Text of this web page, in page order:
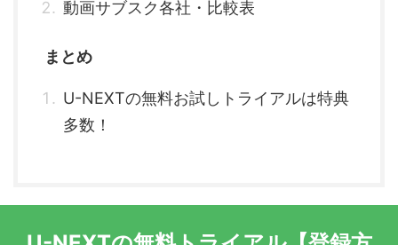
動画サブスク各社・比較表
まとめ
U-NEXTの無料お試しトライアルは特典
多数！